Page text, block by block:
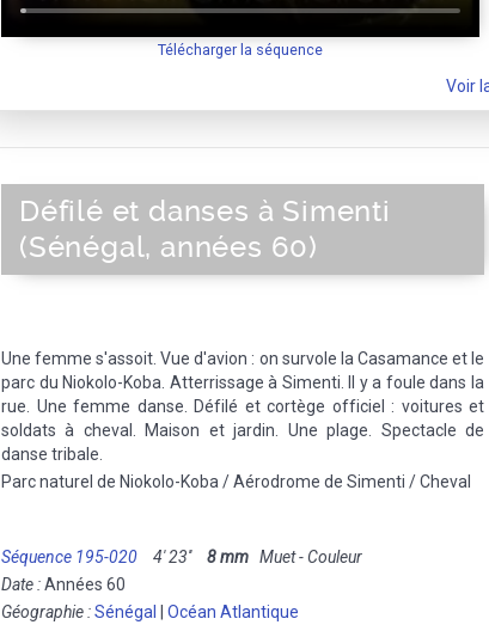
Télécharger la séquence
Voir
Défilé et danses à Simenti
(Sénégal, années 60)
Une femme s'assoit. Vue d'avion : on survole la Casamance et le
parc du Niokolo-Koba. Atterrissage à Simenti. Il y a foule dans la
rue. Une femme danse. Défilé et cortège officiel : voitures et
soldats à cheval. Maison et jardin. Une plage. Spectacle de
danse tribale.
Parc naturel de Niokolo-Koba / Aérodrome de Simenti / Cheval
Séquence 195-020 4' 23'' 8 mm Muet - Couleur
Date :Années 60
Géographie :Sénégal Océan Atlantique